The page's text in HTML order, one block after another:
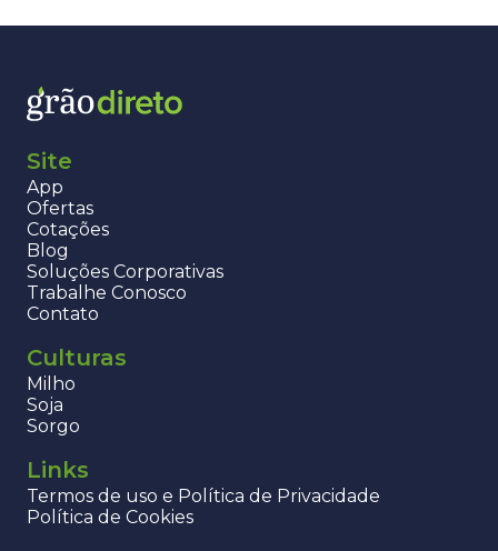
Site
App
Ofertas
Cotações
Blog
Soluções Corporativas
Trabalhe Conosco
Contato
Culturas
Milho
Soja
Sorgo
Links
Termos de uso e Política de Privacidade
Política de Cookies